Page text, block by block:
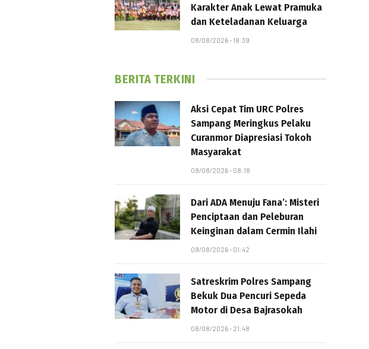
Karakter Anak Lewat Pramuka
dan Keteladanan Keluarga
08/08/2026 - 18:39
BERITA TERKINI
Aksi Cepat Tim URC Polres
Sampang Meringkus Pelaku
Curanmor Diapresiasi Tokoh
Masyarakat
09/08/2026 - 08:18
Dari ADA Menuju Fana’: Misteri
Penciptaan dan Peleburan
Keinginan dalam Cermin Ilahi
09/08/2026 - 01:42
Satreskrim Polres Sampang
Bekuk Dua Pencuri Sepeda
Motor di Desa Bajrasokah
08/08/2026 - 21:48